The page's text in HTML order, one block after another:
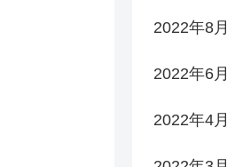
2022年8月
2022年6月
2022年4月